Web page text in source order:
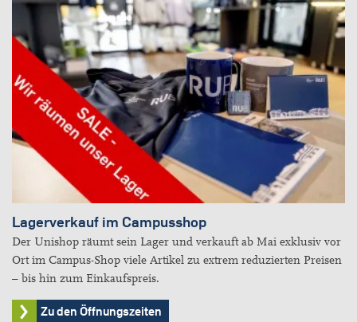
Lagerverkauf im Campusshop
Der Unishop räumt sein Lager und verkauft ab Mai exklusiv vor
Ort im Campus-Shop viele Artikel zu extrem reduzierten Preisen
– bis hin zum Einkaufspreis.
Zu den Öffnungszeiten